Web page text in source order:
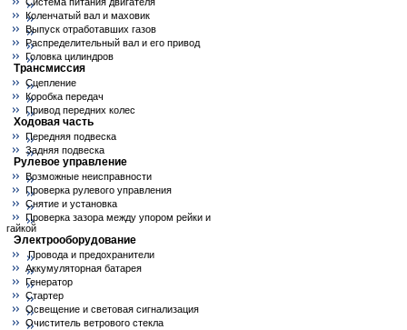
Коленчатый вал и маховик
Выпуск отработавших газов
Распределительный вал и его привод
Головка цилиндров
Трансмиссия
Сцепление
Коробка передач
Привод передних колес
Ходовая часть
Передняя подвеска
Задняя подвеска
Рулевое управление
Возможные неисправности
Проверка рулевого управления
Снятие и установка
Проверка зазора между упором рейки и
гайкой
Электрооборудование
Провода и предохранители
Аккумуляторная батарея
Генератор
Стартер
Освещение и световая сигнализация
Очиститель ветрового стекла